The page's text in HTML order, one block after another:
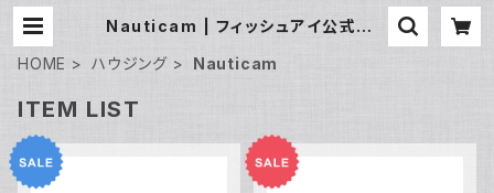
Nauticam | フィッシュアイ公式オン
HOME
ハウジング Nauticam
ITEM LIST